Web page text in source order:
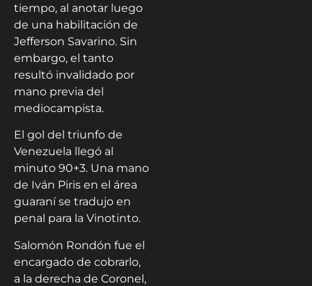
tiempo, al anotar luego
de una habilitación de
Jefferson Savarino. Sin
embargo, el tanto
resultó invalidado por
mano previa del
mediocampista.
El gol del triunfo de
Venezuela llegó al
minuto 90+3. Una mano
de Iván Piris en el área
guaraní se tradujo en
penal para la Vinotinto.
Salomón Rondón fue el
encargado de cobrarlo,
a la derecha de Coronel,